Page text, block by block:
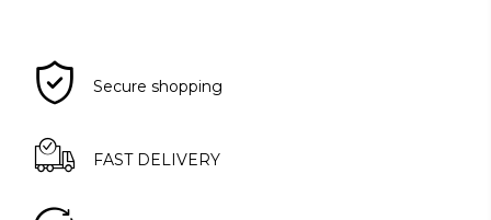
Secure shopping
FAST DELIVERY